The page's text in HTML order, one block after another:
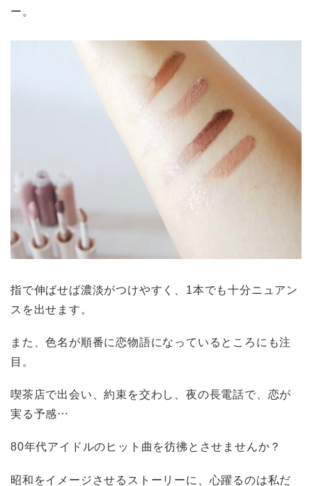
ー。
指で伸ばせば濃淡がつけやすく、1本でも十分ニュアン
スを出せます。
また、色名が順番に恋物語になっているところにも注
目。
喫茶店で出会い、約束を交わし、夜の長電話で、恋が
実る予感…
80年代アイドルのヒット曲を彷彿とさせませんか？
昭和をイメージさせるストーリーに、心躍るのは私だ